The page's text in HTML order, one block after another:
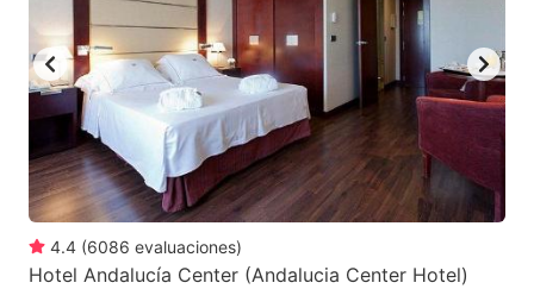
4.4 (6086 evaluaciones)
Hotel Andalucía Center (Andalucia Center Hotel)